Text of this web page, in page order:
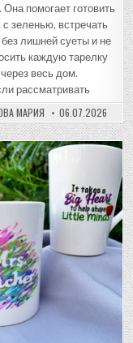
Она помогает готовить
зеленью, встречать
без лишней суеты и не
каждую тарелку
через весь дом.
рассматривать
МАРИЯ 06.07.2026
Posted
in